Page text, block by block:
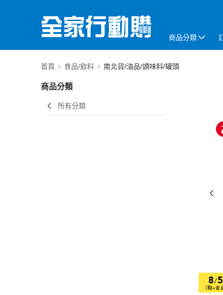
商品分類
首頁 食品/飲料 南北貨/油品/調味料/罐頭
商品分類
所有分類